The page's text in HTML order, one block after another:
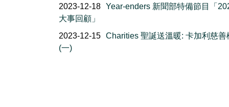
2023-12-18 Year-enders 新聞部特備節目「
大事回顧」
2023-12-15 Charities 聖誕送溫暖: 卡加利慈善
(一)